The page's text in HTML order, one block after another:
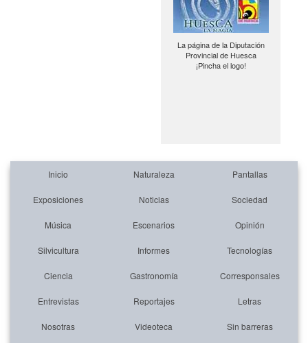
La página de la Diputación
Provincial de Huesca
¡Pincha el logo!
Inicio Naturaleza Pantallas
Exposiciones Noticias Sociedad
Música Escenarios Opinión
Silvicultura Informes Tecnologías
Ciencia Gastronomía Corresponsales
Entrevistas Reportajes Letras
Nosotras Videoteca Sin barreras